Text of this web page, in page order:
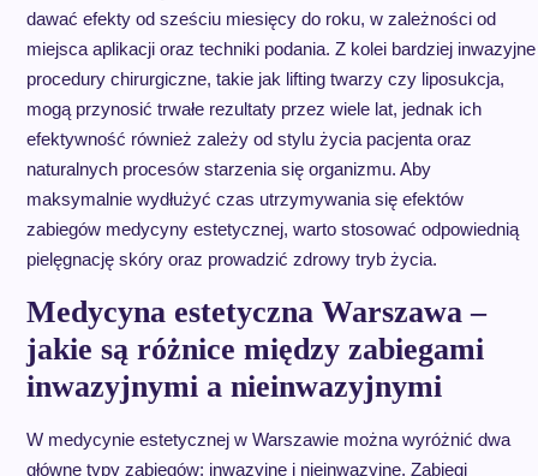
dawać efekty od sześciu miesięcy do roku, w zależności od
miejsca aplikacji oraz techniki podania. Z kolei bardziej inwazyjne
procedury chirurgiczne, takie jak lifting twarzy czy liposukcja,
mogą przynosić trwałe rezultaty przez wiele lat, jednak ich
efektywność również zależy od stylu życia pacjenta oraz
naturalnych procesów starzenia się organizmu. Aby
maksymalnie wydłużyć czas utrzymywania się efektów
zabiegów medycyny estetycznej, warto stosować odpowiednią
pielęgnację skóry oraz prowadzić zdrowy tryb życia.
Medycyna estetyczna Warszawa –
jakie są różnice między zabiegami
inwazyjnymi a nieinwazyjnymi
W medycynie estetycznej w Warszawie można wyróżnić dwa
główne typy zabiegów: inwazyjne i nieinwazyjne. Zabiegi